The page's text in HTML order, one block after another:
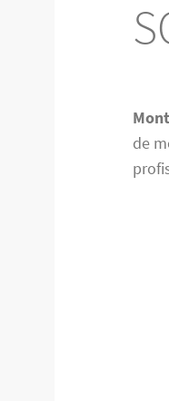
de